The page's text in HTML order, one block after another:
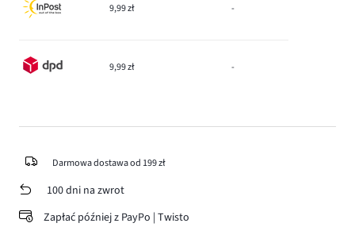
9,99 zł -
9,99 zł -
Darmowa dostawa od 199 zł
100 dni na zwrot
Zapłać później z PayPo | Twisto